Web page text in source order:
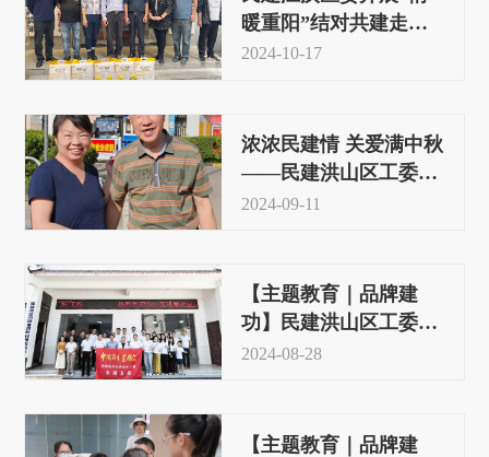
暖重阳”结对共建走访
慰问活动
2024-10-17
浓浓民建情 关爱满中秋
——民建洪山区工委开
展中秋慰问活动
2024-09-11
【主题教育｜品牌建
功】民建洪山区工委赴
建始业州镇客坊村开展
2024-08-28
【主题教育｜品牌建